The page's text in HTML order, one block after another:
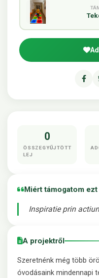
0
ÖSSZEGYŰJTÖTT
LEJ
Miért támogatom
Inspiratie prin
A projektről
Szeretnénk még több
óvodásaink mindennapi